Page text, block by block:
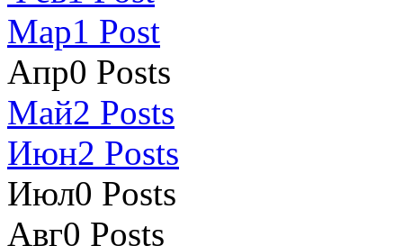
Мар1 Post
Апр0 Posts
Май2 Posts
Июн2 Posts
Июл0 Posts
Авг0 Posts